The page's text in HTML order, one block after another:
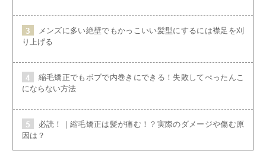
メンズに多い絶壁でもかっこいい髪型にするには襟足を刈
り上げる
縮毛矯正でもボブで内巻きにできる！失敗してぺったんこ
にならない方法
必読！｜縮毛矯正は髪が痛む！？実際のダメージや傷む原
因は？